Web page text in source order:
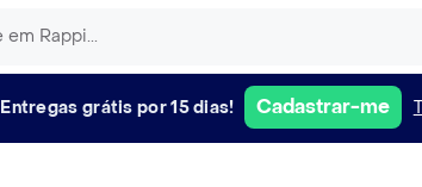
Entregas grátis por 15 dias! Cadastrar-me